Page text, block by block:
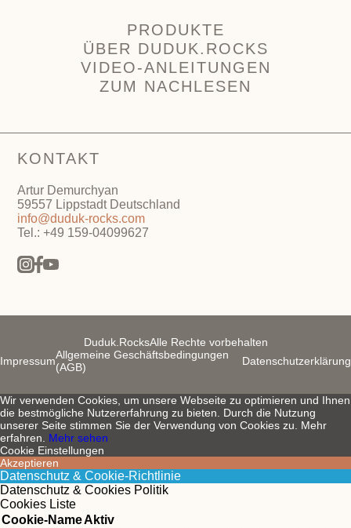
PRODUKTE
ÜBER DUDUK.ROCKS
VIDEO-ANLEITUNGEN
ZUM NACHLESEN
KONTAKT
Artur Demurchyan
59557 Lippstadt Deutschland
info@duduk-rocks.com
Tel.: +49 159-04099627
Duduk.RocksAlle Rechte vorbehalten
ImpressumAllgemeine Geschäftsbedingungen
(AGB)
Datenschutzerklärung
Wir verwenden Cookies, um unsere Webseite zu optimieren und Ihnen
die bestmögliche Nutzererfahrung zu bieten. Durch die Nutzung
unserer Seite stimmen Sie der Verwendung von Cookies zu. Mehr
erfahren. Mehr sehen
Cookie Einstellungen
Akzeptieren
Datenschutz & Cookie-Richtlinie
Datenschutz & Cookies Politik
Cookies Liste
Cookie-NameAktiv